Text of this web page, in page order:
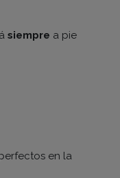
siempre a pie
en la